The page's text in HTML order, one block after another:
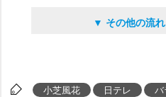
▼ その他の流
小芝風花 日テレ バ